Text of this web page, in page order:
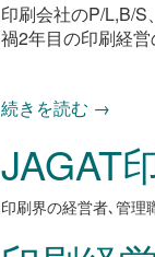
印刷会社のP/L,B/
禍2年目の印刷経
続きを読む →
JAGAT
印刷界の経営者､管理